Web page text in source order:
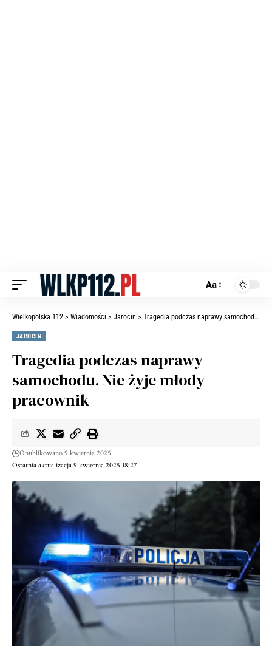
Aa
Wielkopolska 112 > Wiadomości > Jarocin > Tragedia podczas naprawy samochodu. Nie żyje młody pracownik
JAROCIN
Tragedia podczas naprawy
samochodu. Nie żyje młody
pracownik
Ostatnia aktualizacja 9 kwietnia 2025 18:27
Opublikowano 9 kwietnia 2025